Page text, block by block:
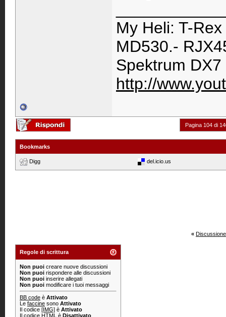
My Heli: T-
MD530.-
Spektrum
http://
Pagina 104 di
Bookmarks
Digg del.icio.us
«
Regole di scrittura
Non puoi creare nuove discussioni
Non puoi rispondere alle discussioni
Non puoi inserire allegati
Non puoi modificare i tuoi messaggi
BB code è Attivato
Le faccine sono Attivato
Il codice [IMG] è Attivato
Il codice HTML è Disattivato